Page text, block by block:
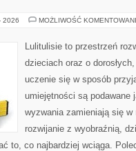
2026 MOŻLIWOŚĆ
Lulitulisie to przestrzeń
dzieciach oraz o
uczenie się w sposób
umiejętności są podawane
wyzwania zamieniają się w
rozwijanie z wyobraźnią,
to, co najbardziej wciąga.